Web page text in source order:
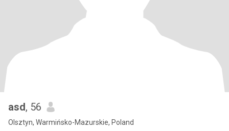
asd, 56
Olsztyn, Warmińsko-Mazurskie, Poland